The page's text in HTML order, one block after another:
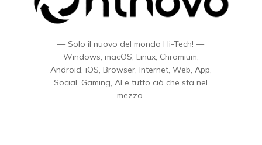
— Solo il nuovo del mondo Hi-Tech! —
Windows, macOS, Linux, Chromium,
Android, iOS, Browser, Internet, Web, App,
Social, Gaming, AI e tutto ciò che sta nel
mezzo.